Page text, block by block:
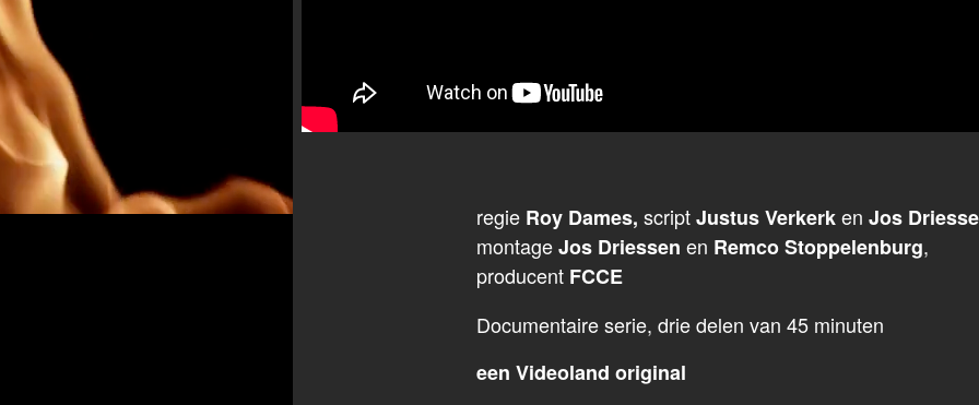
regie Roy Dames, scriptJustus Verkerken Jos
montageJos Driessen en Remco Stoppelenburg,
producentFCCE
Documentaire serie, drie delen van 45 minuten
een Videoland original